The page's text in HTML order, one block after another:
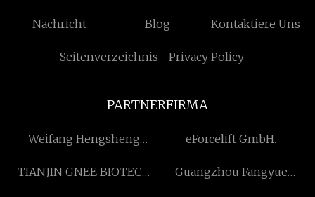
Nachricht Blog Kontaktiere Uns
Seitenverzeichnis Privacy Policy
PARTNERFIRMA
Weifang Hengsheng
eForcelift GmbH.
TIANJIN GNEE BIOTECH
Guangzhou Fangyue